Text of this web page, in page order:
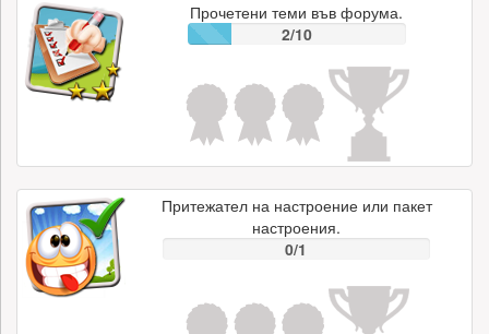
Прочетени теми във форума.
2/10
Притежател на настроение или пакет
настроения.
0/1